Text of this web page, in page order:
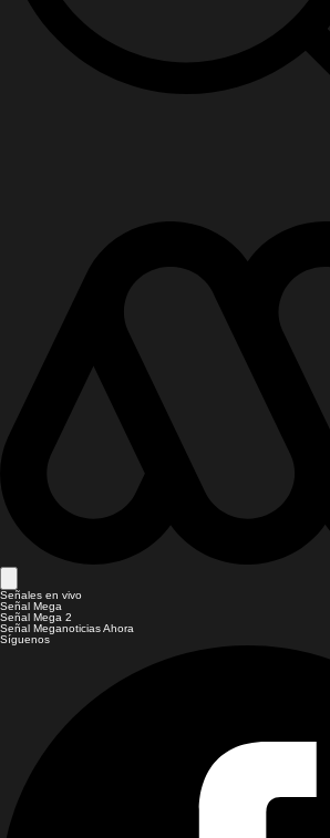
Señales en vivo
Señal Mega
Señal Mega 2
Señal Meganoticias Ahora
Síguenos